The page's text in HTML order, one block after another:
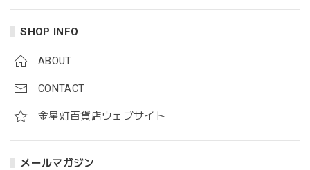
SHOP INFO
ABOUT
CONTACT
金星灯百貨店ウェブサイト
メールマガジン